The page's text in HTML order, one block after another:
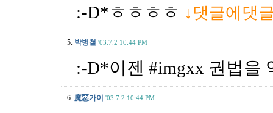
:-D*ㅎㅎㅎㅎ ↓댓글에댓
5. 박병철 '03.7.2 10:44 PM
:-D*이젠 #imgxx 권법을
6. 魔惡가이 '03.7.2 10:44 PM